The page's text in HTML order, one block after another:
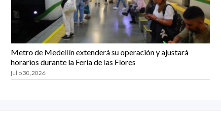
Metro de Medellín extenderá su operación y ajustará
horarios durante la Feria de las Flores
julio 30, 2026